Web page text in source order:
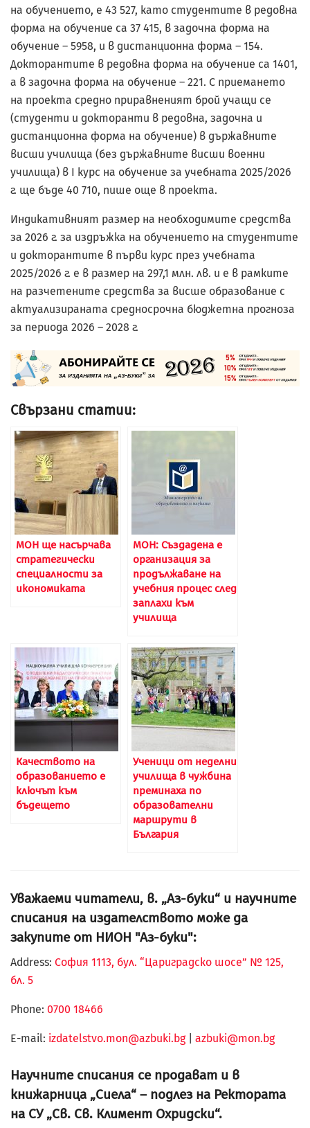
на обучението, е 43 527, като студентите в редовна
форма на обучение са 37 415, в задочна форма на
обучение – 5958, и в дистанционна форма – 154.
Докторантите в редовна форма на обучение са 1401,
а в задочна форма на обучение – 221. С приемането
на проекта средно приравненият брой учащи се
(студенти и докторанти в редовна, задочна и
дистанционна форма на обучение) в държавните
висши училища (без държавните висши военни
училища) в I курс на обучение за учебната 2025/2026
г. ще бъде 40 710, пише още в проекта.
Индикативният размер на необходимите средства
за 2026 г. за издръжка на обучението на студентите
и докторантите в първи курс през учебната
2025/2026 г. е в размер на 297,1 млн. лв. и е в рамките
на разчетените средства за висше образование с
актуализираната средносрочна бюджетна прогноза
за периода 2026 – 2028 г.
Свързани статии:
МОН ще насърчава
стратегически
специалности за
икономиката
МОН: Създадена е
организация за
продължаване на
учебния процес след
заплахи към
училища
Качеството на
образованието е
ключът към
бъдещето
Ученици от неделни
училища в чужбина
преминаха по
образователни
маршрути в
България
Уважаеми читатели, в. „Аз-буки“ и научните
списания на издателството може да
закупите от НИОН "Аз-буки":
Address: София 1113, бул. “Цариградско шосе” № 125,
бл. 5
Phone: 0700 18466
Е-mail: izdatelstvo.mon@azbuki.bg| azbuki@mon.bg
Научните списания се продават и в
книжарница „Сиела“ – подлез на Ректората
на СУ „Св. Св. Климент Охридски“.